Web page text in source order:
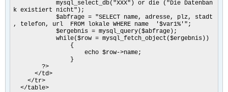
mysql_select_db("XXX") or die ("Die Datenban
k existiert nicht");
$abfrage = "SELECT name, adresse, plz, stadt
, telefon, url FROM lokale WHERE name '$var1%'";
$ergebnis = mysql_query($abfrage);
while($row = mysql_fetch_object($ergebnis))
{
echo $row->name;
}
?>
</td>
</tr>
</table>